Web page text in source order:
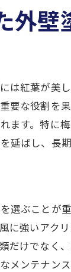
良県での成功
装で梅雨の湿
に備える施
に強い塗料
工後のメンテ
線対策とし
の色褪せ防
ちする塗料
外
は紅葉が美
要な役割を
ます。特に
ばし、長
選ぶことが
に強いアク
だけでなく
ンテナン